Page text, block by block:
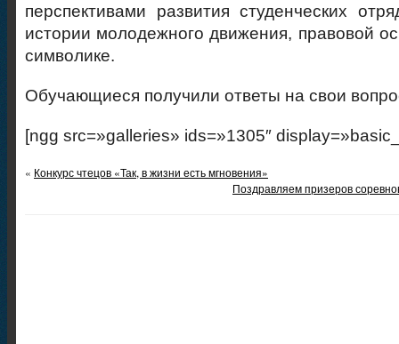
перспективами развития студенческих
истории молодежного движения, правовой
символике.
Обучающиеся получили ответы на свои
[ngg src=»galleries» ids=»1305″
« Конкурс чтецов «Так, в жизни есть мгновения»
Поздравляем призеров